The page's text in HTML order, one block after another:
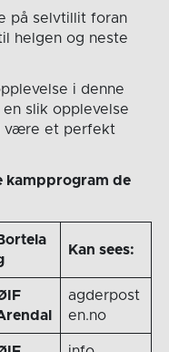
på selvtillit foran
helgen og neste
i denne
slik opplevelse
være et perfekt
kampprogram de
Kan sees:
agderpost
en.no